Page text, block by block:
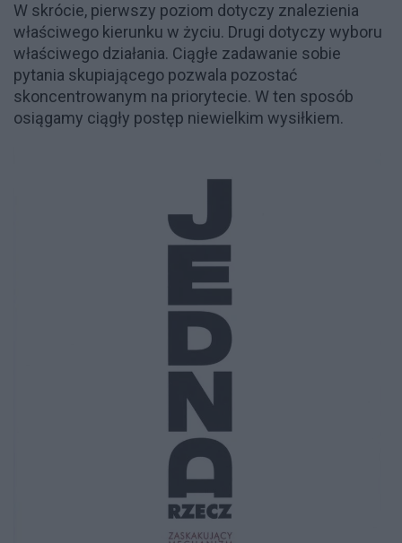
W skrócie, pierwszy poziom dotyczy znalezienia
właściwego kierunku w życiu. Drugi dotyczy wyboru
właściwego działania. Ciągłe zadawanie sobie
pytania skupiającego pozwala pozostać
skoncentrowanym na priorytecie. W ten sposób
osiągamy ciągły postęp niewielkim wysiłkiem.